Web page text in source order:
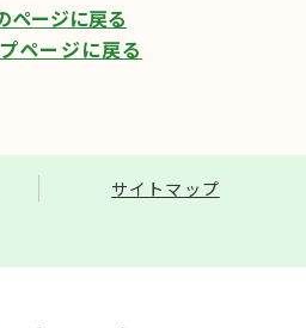
ページに戻る
ページに戻る
サイトマップ